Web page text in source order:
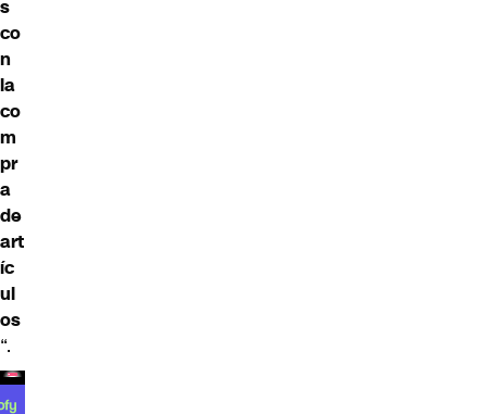
s
co
n
la
co
m
pr
a
de
art
íc
ul
os
“.